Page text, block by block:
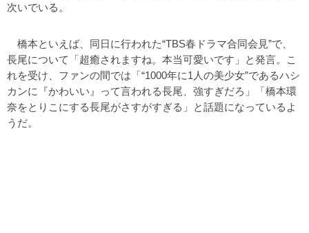
次いでいる。
橋本といえば、同日に行われた“TBS春ドラマ合同会見”で、
長尾について「超癒されますね。本当可愛いです」と発言。こ
れを受け、ファンの間では「“1000年に1人の美少女”であるハシ
カンに『かわいい』って言われる長尾、強すぎだろ」「橋本環
奈をとりこにする長尾がさすがすぎる」と話題になっているよ
うだ。